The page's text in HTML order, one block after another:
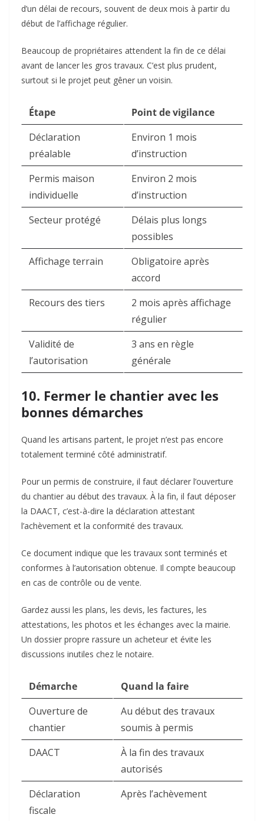
d’un délai de recours, souvent de deux mois à partir du
début de l’affichage régulier.
Beaucoup de propriétaires attendent la fin de ce délai
avant de lancer les gros travaux. C’est plus prudent,
surtout si le projet peut gêner un voisin.
Étape
Point de vigilance
Déclaration
préalable
Environ 1 mois
d’instruction
Permis maison
individuelle
Environ 2 mois
d’instruction
Secteur protégé
Délais plus longs
possibles
Affichage terrain
Obligatoire après
accord
Recours des tiers
2 mois après affichage
régulier
Validité de
l’autorisation
3 ans en règle
générale
10. Fermer le chantier avec les
bonnes démarches
Quand les artisans partent, le projet n’est pas encore
totalement terminé côté administratif.
Pour un permis de construire, il faut déclarer l’ouverture
du chantier au début des travaux. À la fin, il faut déposer
la DAACT, c’est-à-dire la déclaration attestant
l’achèvement et la conformité des travaux.
Ce document indique que les travaux sont terminés et
conformes à l’autorisation obtenue. Il compte beaucoup
en cas de contrôle ou de vente.
Gardez aussi les plans, les devis, les factures, les
attestations, les photos et les échanges avec la mairie.
Un dossier propre rassure un acheteur et évite les
discussions inutiles chez le notaire.
Démarche
Quand la faire
Ouverture de
chantier
Au début des travaux
soumis à permis
DAACT
À la fin des travaux
autorisés
Déclaration
fiscale
Après l’achèvement